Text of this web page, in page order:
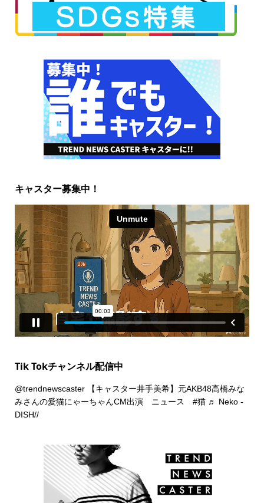
キャスター募集中！
Tik Tokチャンネル配信中
@trendnewscaster【キャスター井手美希】元AKB48高橋みな
みさんの愛猫にゃーちゃんCM出演 ニュース #猫 ♬ Neko -
DISH//